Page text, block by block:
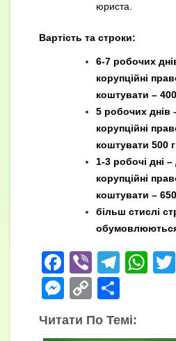
юриста.
Вартість та строки:
6-7 робочих
корупційні
коштувати –
5 робочих днів
корупційні
коштувати 500
1-3 робочі дні
корупційні
коштувати –
більш стислі
обумовлюються
F
a
c
e
Vi
b
er
T
gr
W
M
e
ss
C
o
p
о
ді
Читати По Темі: